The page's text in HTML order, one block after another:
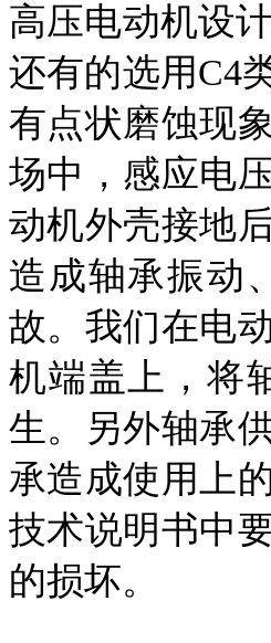
高压电动机设
还有的选用C4
有点状磨蚀现
场中，感应电
动机外壳接地
造成轴承振动
故。我们在电
机端盖上，将
生。另外轴承
承造成使用上
技术说明书中
的损坏。